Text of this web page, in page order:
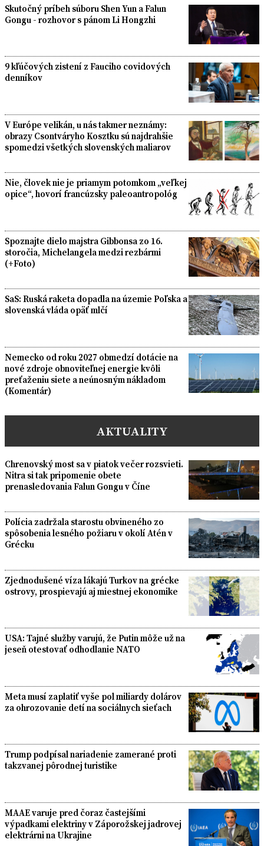
Skutočný príbeh súboru Shen Yun a Falun
Gongu - rozhovor s pánom Li Hongzhi
9 kľúčových zistení z Fauciho covidových
denníkov
V Európe velikán, u nás takmer neznámy:
obrazy Csontváryho Kosztku sú najdrahšie
spomedzi všetkých slovenských maliarov
Nie, človek nie je priamym potomkom „veľkej
opice“, hovorí francúzsky paleoantropológ
Spoznajte dielo majstra Gibbonsa zo 16.
storočia, Michelangela medzi rezbármi
(+Foto)
SaS: Ruská raketa dopadla na územie Poľska a
slovenská vláda opäť mlčí
Nemecko od roku 2027 obmedzí dotácie na
nové zdroje obnoviteľnej energie kvôli
preťaženiu siete a neúnosným nákladom
(Komentár)
AKTUALITY
Chrenovský most sa v piatok večer rozsvieti.
Nitra si tak pripomenie obete
prenasledovania Falun Gongu v Číne
Polícia zadržala starostu obvineného zo
spôsobenia lesného požiaru v okolí Atén v
Grécku
Zjednodušené víza lákajú Turkov na grécke
ostrovy, prospievajú aj miestnej ekonomike
USA: Tajné služby varujú, že Putin môže už na
jeseň otestovať odhodlanie NATO
Meta musí zaplatiť vyše pol miliardy dolárov
za ohrozovanie detí na sociálnych sieťach
Trump podpísal nariadenie zamerané proti
takzvanej pôrodnej turistike
MAAE varuje pred čoraz častejšími
výpadkami elektriny v Záporožskej jadrovej
elektrárni na Ukrajine